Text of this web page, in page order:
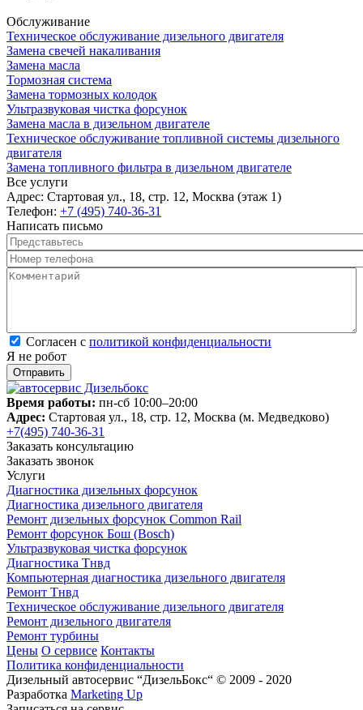
Обслуживание
Техническое обслуживание дизельного двигателя
Замена свечей накаливания
Замена масла
Тормозная система
Замена тормозных колодок
Ультразвуковая чистка форсунок
Замена масла в дизельном двигателе
Техническое обслуживание топливной системы дизельного
двигателя
Замена топливного фильтра в дизельном двигателе
Все услуги
Адрес: Стартовая ул., 18, стр. 12, Москва (этаж 1)
Телефон: +7 (495) 740-36-31
Написать письмо
Представьтесь
Номер телефона
Комментарий
Согласен с политикой конфиденциальности*
Согласен с политикой конфиденциальности
Я не робот
Время работы: пн-сб 10:00–20:00
Адрес: Стартовая ул., 18, стр. 12, Москва (м. Медведково)
+7(495) 740-36-31
Заказать консультацию
Заказать звонок
Услуги
Диагностика дизельных форсунок
Диагностика дизельного двигателя
Ремонт дизельных форсунок Common Rail
Ремонт форсунок Бош (Bosch)
Ультразвуковая чистка форсунок
Диагностика Тнвд
Компьютерная диагностика дизельного двигателя
Ремонт Тнвд
Техническое обслуживание дизельного двигателя
Ремонт дизельного двигателя
Ремонт турбины
Цены О сервисе Контакты
Политика конфиденциальности
Дизельный автосервис “ДизельБокс“ © 2009 - 2020
Разработка Marketing Up